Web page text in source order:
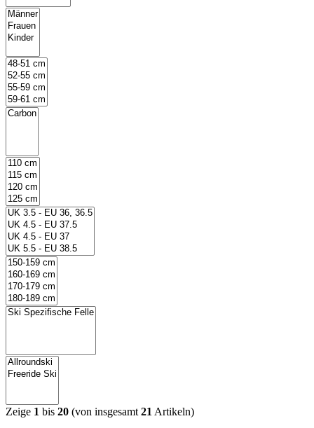
Zeige 1 bis 20 (von insgesamt 21 Artikeln)